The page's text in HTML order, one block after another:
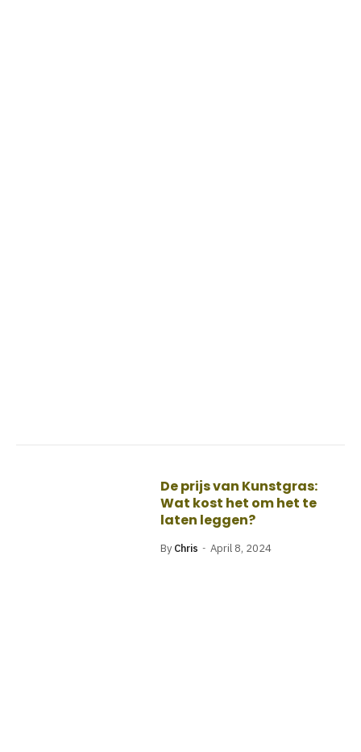
De prijs van Kunstgras:
Wat kost het om het te
laten leggen?
By Chris April 8, 2024